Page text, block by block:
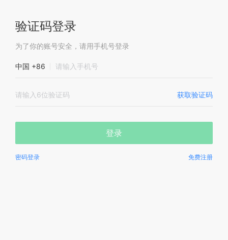
验证码登录
为了你的账号安全，请用手机号登录
中国 +86
获取验证码
登录
密码登录 免费注册